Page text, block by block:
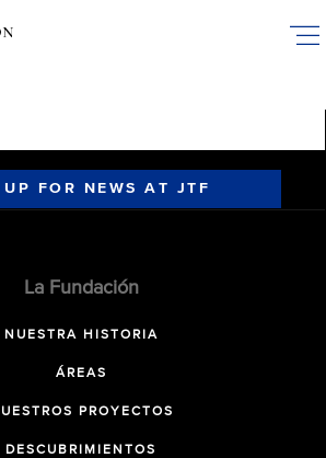
UP FOR NEWS AT JTF
La Fundación
NUESTRA HISTORIA
ÁREAS
PROYECTOS
DESCUBRIMIENTOS